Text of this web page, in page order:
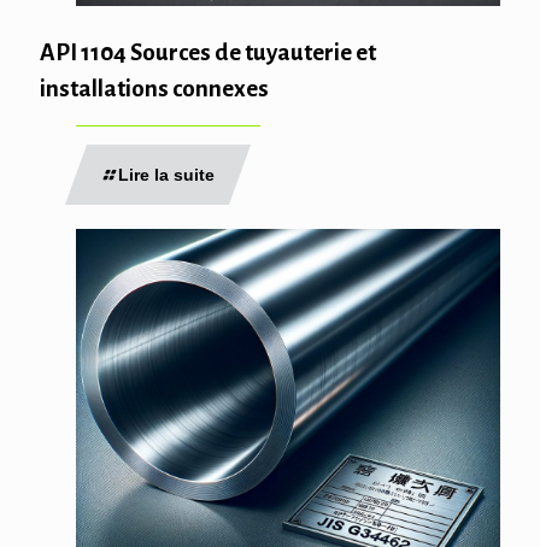
API 1104 Sources de tuyauterie et
installations connexes
Lire la suite